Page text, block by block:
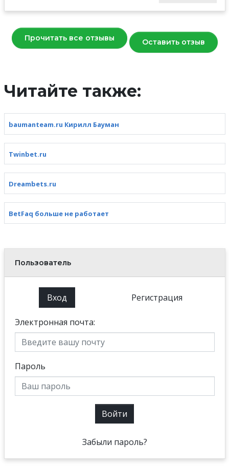
Прочитать все отзывы Оставить отзыв
Читайте также:
baumanteam.ru Кирилл Бауман
Twinbet.ru
Dreambets.ru
BetFaq больше не работает
Пользователь
Вход Регистрация
Электронная почта:
Пароль
Войти
Забыли пароль?